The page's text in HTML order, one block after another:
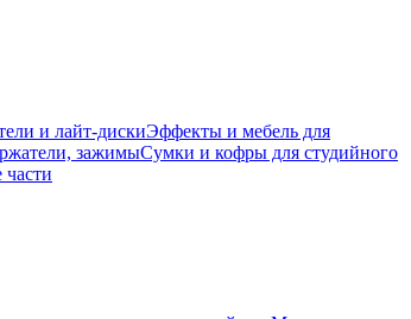
и лайт-дискиЭффекты и мебель для
зажимыСумки и кофры для студийного